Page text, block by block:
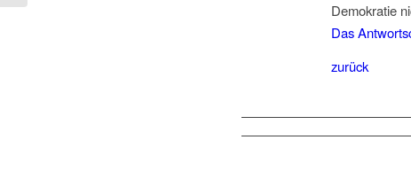
Demokratie
Das
zurück